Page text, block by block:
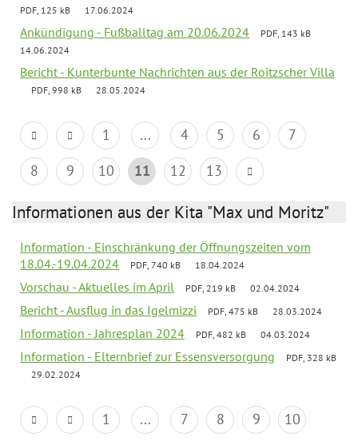
PDF, 125 kB 17.06.2024
Ankündigung - Fußballtag am 20.06.2024
PDF, 143 kB
14.06.2024
Bericht - Kunterbunte Nachrichten aus der Roitzscher Villa
PDF, 998 kB 28.05.2024
1 ... 4 5 6
7
8
9 10 11 12 13
Informationen aus der Kita "Max und Moritz"
Information - Einschränkung der Öffnungszeiten vom
18.04.-19.04.2024
PDF, 740 kB 18.04.2024
Vorschau - Aktuelles im April PDF, 219 kB 02.04.2024
Bericht - Ausflug in das Igelmizzi PDF, 475 kB 28.03.2024
Information - Jahresplan 2024 PDF, 482 kB 04.03.2024
Information - Elternbrief zur Essensversorgung
PDF, 328 kB
29.02.2024
1 ... 7 8 9
10